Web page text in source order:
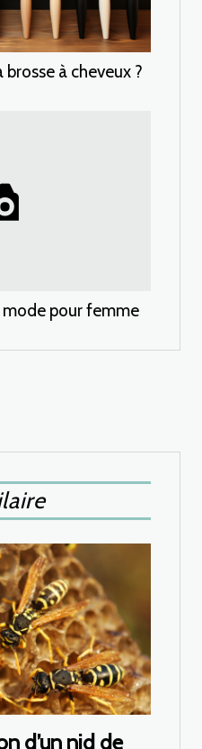
à cheveux ?
mode pour femme
d’un nid de